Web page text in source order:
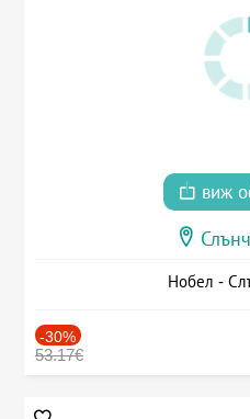
виж
Нобел -
-30%
53.17€